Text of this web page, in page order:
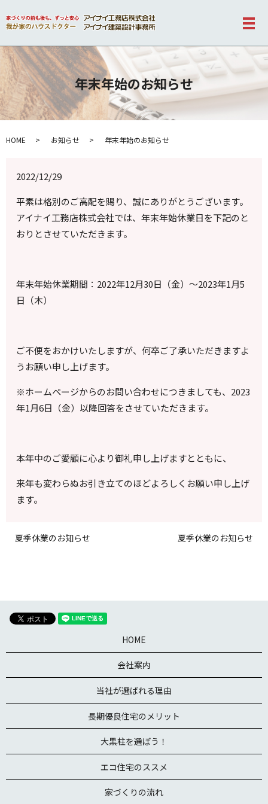
メ
年末年始のお知らせ
HOME お知らせ 年末年始のお知らせ
2022/12/29
平素は格別のご高配を賜り、誠にありがとうございます。
アイナイ工務店株式会社では、年末年始休業日を下記のと
おりとさせていただきます。
年末年始休業期間：2022年12月30日（金）～2023年1月5
日（木）
ご不便をおかけいたしますが、何卒ご了承いただきますよ
うお願い申し上げます。
※ホームページからのお問い合わせにつきましても、2023
年1月6日（金）以降回答をさせていただきます。
本年中のご愛顧に心より御礼申し上げますとともに、
来年も変わらぬお引き立てのほどよろしくお願い申し上げ
ます。
夏季休業のお知らせ 夏季休業のお知らせ
HOME
会社案内
当社が選ばれる理由
長期優良住宅のメリット
大黒柱を選ぼう！
エコ住宅のススメ
家づくりの流れ